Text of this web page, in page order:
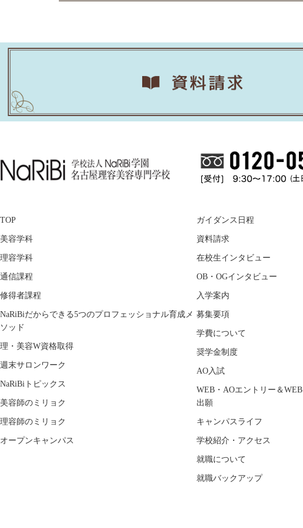
TOP
美容学科
理容学科
通信課程
修得者課程
NaRiBiだからできる5つのプロフェッショナル育成メ
ソッド
理・美容W資格取得
週末サロンワーク
NaRiBiトピックス
美容師のミリョク
理容師のミリョク
オープンキャンパス
ガイダンス日程
資料請求
在校生インタビュー
OB・OGインタビュー
入学案内
募集要項
学費について
奨学金制度
AO入試
WEB・AOエントリー＆WEB
出願
キャンパスライフ
学校紹介・アクセス
就職について
就職バックアップ